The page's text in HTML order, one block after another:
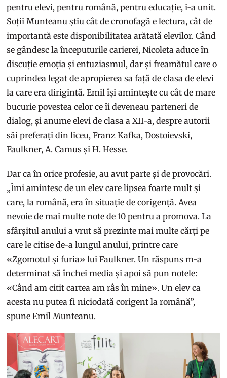
pentru elevi, pentru română, pentru educație, i-a unit.
Soții Munteanu știu cât de cronofagă e lectura, cât de
importantă este disponibilitatea arătată elevilor. Când
se gândesc la începuturile carierei, Nicoleta aduce în
discuție emoția și entuziasmul, dar și freamătul care o
cuprindea legat de apropierea sa față de clasa de elevi
la care era dirigintă. Emil își amintește cu cât de mare
bucurie povestea celor ce îi deveneau parteneri de
dialog, și anume elevi de clasa a XII-a, despre autorii
săi preferați din liceu, Franz Kafka, Dostoievski,
Faulkner, A. Camus și H. Hesse.
Dar ca în orice profesie, au avut parte și de provocări.
„Îmi amintesc de un elev care lipsea foarte mult și
care, la română, era în situație de corigență. Avea
nevoie de mai multe note de 10 pentru a promova. La
sfârșitul anului a vrut să prezinte mai multe cărți pe
care le citise de-a lungul anului, printre care
«Zgomotul și furia» lui Faulkner. Un răspuns m-a
determinat să închei media și apoi să pun notele:
«Când am citit cartea am râs în mine». Un elev ca
acesta nu putea fi niciodată corigent la română”,
spune Emil Munteanu.